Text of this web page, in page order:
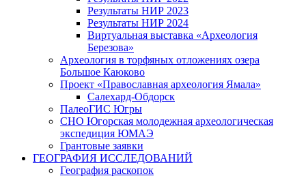
Результаты НИР 2023
Результаты НИР 2024
Виртуальная выставка «Археология
Березова»
Археология в торфяных отложениях озера
Большое Каюково
Проект «Православная археология Ямала»
Салехард-Обдорск
ПалеоГИС Югры
СНО Югорская молодежная археологическая
экспедиция ЮМАЭ
Грантовые заявки
ГЕОГРАФИЯ ИССЛЕДОВАНИЙ
География раскопок